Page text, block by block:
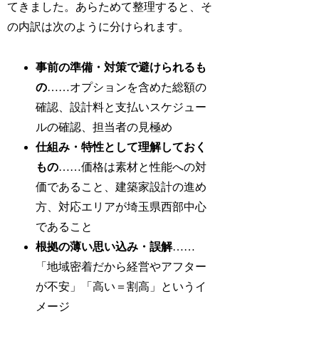
てきました。あらためて整理すると、そ
の内訳は次のように分けられます。
事前の準備・対策で避けられるも
の……オプションを含めた総額の
確認、設計料と支払いスケジュー
ルの確認、担当者の見極め
仕組み・特性として理解しておく
もの……価格は素材と性能への対
価であること、建築家設計の進め
方、対応エリアが埼玉県西部中心
であること
根拠の薄い思い込み・誤解……
「地域密着だから経営やアフター
が不安」「高い＝割高」というイ
メージ